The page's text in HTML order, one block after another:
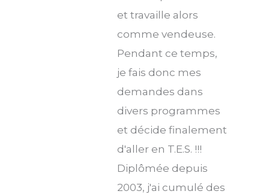
et travaille alors
comme vendeuse.
Pendant ce temps,
je fais donc mes
demandes dans
divers programmes
et décide finalement
d'aller en T.E.S. !!!
Diplômée depuis
2003, j'ai cumulé des